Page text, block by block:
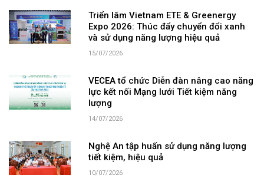
Triển lãm Vietnam ETE & Greenergy
Expo 2026: Thúc đẩy chuyển đổi xanh
và sử dụng năng lượng hiệu quả
15/07/2026
VECEA tổ chức Diễn đàn nâng cao năng
lực kết nối Mạng lưới Tiết kiệm năng
lượng
14/07/2026
Nghệ An tập huấn sử dụng năng lượng
tiết kiệm, hiệu quả
10/07/2026